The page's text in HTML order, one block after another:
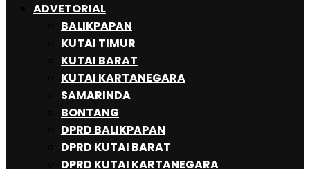
ADVETORIAL
BALIKPAPAN
KUTAI TIMUR
KUTAI BARAT
KUTAI KARTANEGARA
SAMARINDA
BONTANG
DPRD BALIKPAPAN
DPRD KUTAI BARAT
DPRD KUTAI KARTANEGARA